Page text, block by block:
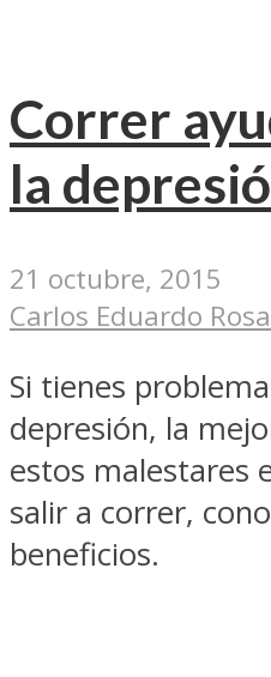
Correr
la
21 octubre, 2015
Carlos Eduardo
Si tienes
depresión, la
estos malestares
salir a correr,
beneficios.